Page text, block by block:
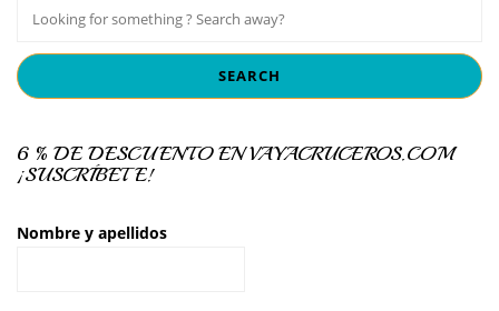
6 % DE DESCUENTO EN VAYACRUCEROS.COM
¡SUSCRÍBETE!
Nombre y apellidos